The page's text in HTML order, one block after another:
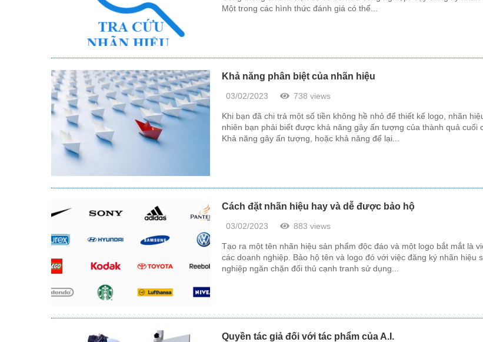
Một trong các hình thức đánh giá có thể...
Khả năng phân biệt của nhãn hiệu
03/02/2023 738 views
Khi bạn đã chi trả một số tiền không hề nhỏ để thiết kế logo, nhãn
nhiên bạn phải biết được khả năng gây ấn tượng của thành quả cuối
Khả năng gây ấn tượng, hoặc khả năng để lại...
Cách đặt nhãn hiệu hay và dễ được bảo hộ
03/02/2023 883 views
Tạo ra một tên nhãn hiệu sản phẩm độc đáo và một logo bắt mắt là
các doanh nghiệp. Bảo hộ tên và logo đó với việc đăng ký nhãn hiệu
nghiệp ngăn chặn đối thủ cạnh tranh sử dụng...
Quyền tác giả đối với tác phẩm của A.I.